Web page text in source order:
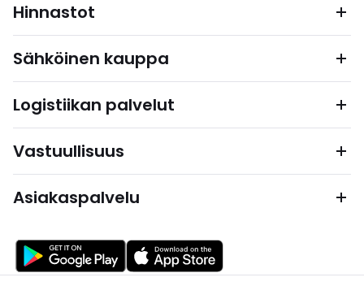
Hinnastot
Sähköinen kauppa
Logistiikan palvelut
Vastuullisuus
Asiakaspalvelu